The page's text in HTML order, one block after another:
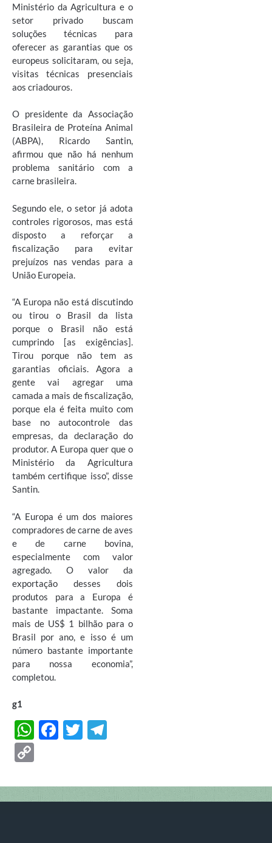
Ministério da Agricultura e o
setor privado buscam
soluções técnicas para
oferecer as garantias que os
europeus solicitaram, ou seja,
visitas técnicas presenciais
aos criadouros.
O presidente da Associação
Brasileira de Proteína Animal
(ABPA), Ricardo Santin,
afirmou que não há nenhum
problema sanitário com a
carne brasileira.
Segundo ele, o setor já adota
controles rigorosos, mas está
disposto a reforçar a
fiscalização para evitar
prejuízos nas vendas para a
União Europeia.
“A Europa não está discutindo
ou tirou o Brasil da lista
porque o Brasil não está
cumprindo [as exigências].
Tirou porque não tem as
garantias oficiais. Agora a
gente vai agregar uma
camada a mais de fiscalização,
porque ela é feita muito com
base no autocontrole das
empresas, da declaração do
produtor. A Europa quer que o
Ministério da Agricultura
também certifique isso”, disse
Santin.
“A Europa é um dos maiores
compradores de carne de aves
e de carne bovina,
especialmente com valor
agregado. O valor da
exportação desses dois
produtos para a Europa é
bastante impactante. Soma
mais de US$ 1 bilhão para o
Brasil por ano, e isso é um
número bastante importante
para nossa economia”,
completou.
g1
W
s
A
F
b
o
T
er gr
a
p